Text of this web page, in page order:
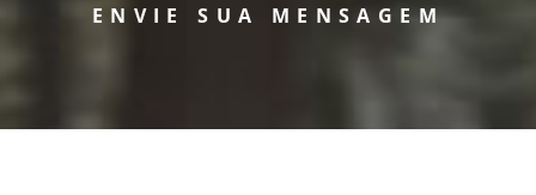
ASSUEL
ENVIE SUA MENSAGEM